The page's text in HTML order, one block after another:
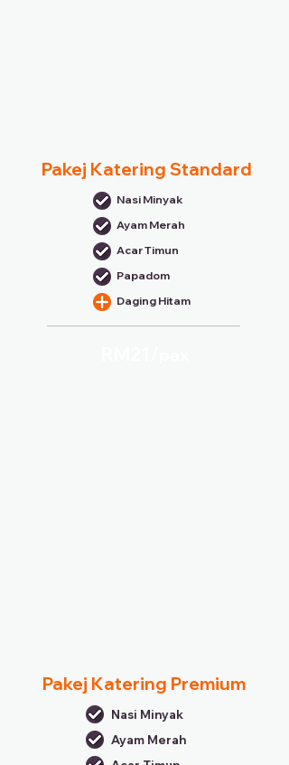
Pakej Katering Standard
Nasi Minyak
Ayam Merah
Acar Timun
Papadom
Daging Hitam
Pakej Katering Premium
Nasi Minyak
Ayam Merah